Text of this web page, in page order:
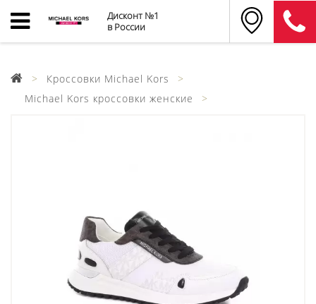
Дисконт №1
в России
Кроссовки Michael Kors
Michael Kors кроссовки женские